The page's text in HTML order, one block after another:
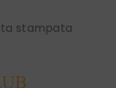
stampata